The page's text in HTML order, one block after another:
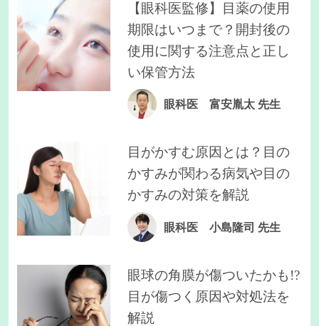
【眼科医監修】目薬の使用
期限はいつまで？開封後の
使用に関する注意点と正し
い保管方法
眼科医 富安胤太 先生
目がかすむ原因とは？目の
かすみが関わる病気や目の
かすみの対策を解説
眼科医 小島隆司 先生
眼球の角膜が傷ついたかも!?
目が傷つく原因や対処法を
解説